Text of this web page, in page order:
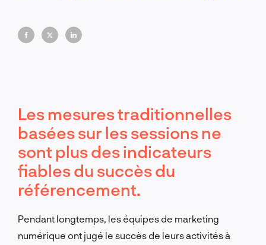
Les mesures traditionnelles
basées sur les sessions ne
sont plus des indicateurs
fiables du succès du
référencement.
Pendant longtemps, les équipes de marketing
numérique ont jugé le succès de leurs activités à